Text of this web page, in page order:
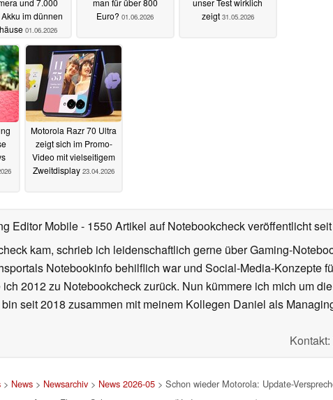
und 7.000
im dünnen
01.06.2026
man für über 800
Euro? 01.06.2026
unser Test wirklich
zeigt 31.05.2026
Motorola Razr 70 Ultra
zeigt sich im Promo-
Video mit vielseitigem
Zweitdisplay 23.04.2026
Editor Mobile- 1550 Artikel auf Notebookcheck veröffentlicht
kam, schrieb ich leidenschaftlich gerne über Gaming-
Notebookinfo behilflich war und Social-Media-Konzepte
2012 zu Notebookcheck zurück. Nun kümmere ich mich um
seit 2018 zusammen mit meinem Kollegen Daniel als
Kontakt:
> News > Newsarchiv > News 2026-05 > Schon wieder Motorola: Update-